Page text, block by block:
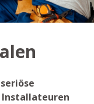
Installateuren